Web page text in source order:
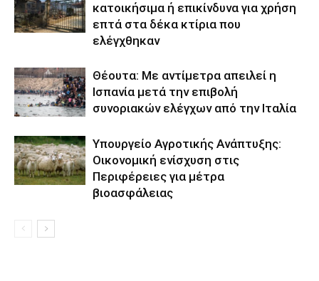
κατοικήσιμα ή επικίνδυνα για χρήση
επτά στα δέκα κτίρια που
ελέγχθηκαν
Θέουτα: Με αντίμετρα απειλεί η
Ισπανία μετά την επιβολή
συνοριακών ελέγχων από την Ιταλία
Υπουργείο Αγροτικής Ανάπτυξης:
Οικονομική ενίσχυση στις
Περιφέρειες για μέτρα
βιοασφάλειας